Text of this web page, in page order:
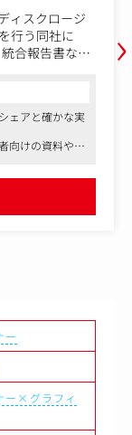
ィスクロージ
行う同社に
合報告書など
、IRサイトの
ととりつつ、
として活躍す
定労働時間7
大予定のWeb
ェアと確かな実
向けの資料やサ
基盤があり、
›
ー
ー×グラフィ